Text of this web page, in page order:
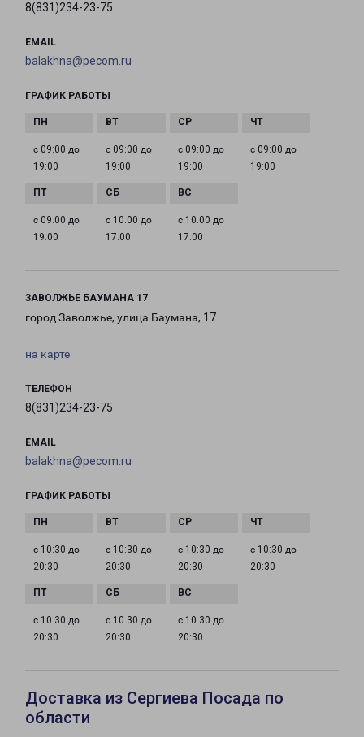
8(831)234-23-75
EMAIL
balakhna@pecom.ru
ГРАФИК РАБОТЫ
с 09:00 до
19:00
с 09:00 до
19:00
с 09:00 до
19:00
с 09:00 до
19:00
с 09:00 до
19:00
с 10:00 до
17:00
с 10:00 до
17:00
ЗАВОЛЖЬЕ БАУМАНА 17
город Заволжье, улица Баумана, 17
на карте
ТЕЛЕФОН
8(831)234-23-75
EMAIL
balakhna@pecom.ru
ГРАФИК РАБОТЫ
с 10:30 до
20:30
с 10:30 до
20:30
с 10:30 до
20:30
с 10:30 до
20:30
с 10:30 до
20:30
с 10:30 до
20:30
с 10:30 до
20:30
Доставка из Сергиева Посада по
области